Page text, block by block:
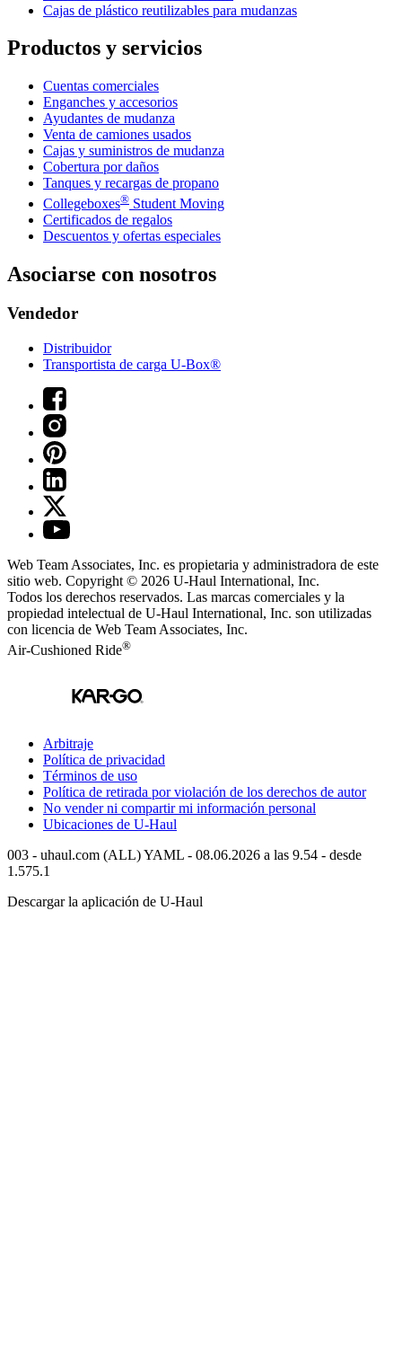
Cajas de plástico reutilizables para mudanzas
Productos y servicios
Cuentas comerciales
Enganches y accesorios
Ayudantes de mudanza
Venta de camiones usados
Cajas y suministros de mudanza
Cobertura por daños
Tanques y recargas de propano
Collegeboxes® Student Moving
Certificados de regalos
Descuentos y ofertas especiales
Asociarse con nosotros
Vendedor
Distribuidor
Transportista de carga U-Box®
Web Team Associates, Inc. es propietaria y administradora de este
sitio web. Copyright © 2026 U-Haul International, Inc.
Todos los derechos reservados. Las marcas comerciales y la
propiedad intelectual de U-Haul International, Inc. son utilizadas
con licencia de Web Team Associates, Inc.
Air-Cushioned Ride®
Arbitraje
Política de privacidad
Términos de uso
Política de retirada por violación de los derechos de autor
No vender ni compartir mi información personal
Ubicaciones de U-Haul
003 - uhaul.com (ALL) YAML - 08.06.2026 a las 9.54 - desde
1.575.1
Descargar la aplicación de U-Haul